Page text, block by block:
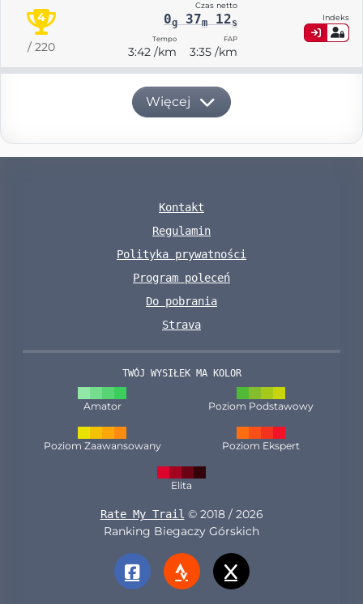
4
/ 220
Czas netto
0g37m12s
Tempo
3:42 /km
FAP
3:35 /km
Indeks
Więcej
Kontakt
Regulamin
Polityka prywatności
Program poleceń
Do pobrania
Strava
TWÓJ WYSIŁEK MA KOLOR
Amator Poziom Podstawowy
Poziom Zaawansowany Poziom Ekspert
Elita
Rate My Trail © 2018 / 2026
Ranking Biegaczy Górskich